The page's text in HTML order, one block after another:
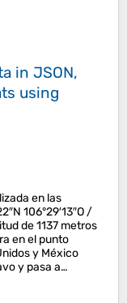
in JSON,
using
en las
106°29′13″O /
de 1137 metros
en el punto
y México
y pasa a…